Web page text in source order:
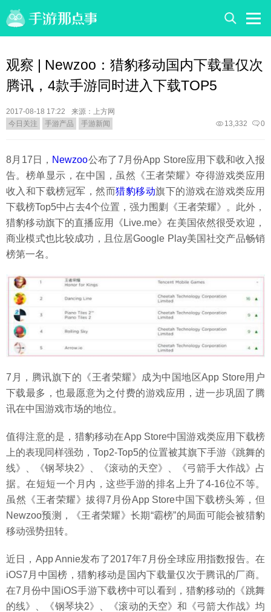
观察 | Newzoo：猎豹移动国内下载量仅次
腾讯，4款手游同时进入下载TOP5
2017-08-18 17:22
来源：上方网
今日关注
手游产品 手游新闻 0
13,332
8月17日， Newzoo公布了7月份App Store应用下载和收入报
告。榜单显示，在中国，虽然《王者荣耀》夺得游戏类应用
收入和下载榜冠军，然而猎豹移动旗下的游戏在游戏类应用
下载榜Top5中占去4个位置，强力围剿《王者荣耀》。此外，
猎豹移动旗下的直播应用《Live.me》在美国依然很受欢迎，
商业模式也比较成功，且位居Google Play美国社交产品畅销
榜第一名。
7月，腾讯旗下的《王者荣耀》成为中国地区App Store用户
下载最多，也最愿意为之付费的游戏应用，进一步巩固了腾
讯在中国游戏市场的地位。
值得注意的是，猎豹移动在App Store中国游戏类应用下载榜
上的表现同样强劲，Top2-Top5的位置被其旗下手游《跳舞的
线》、《钢琴块2》、《滚动的天空》、《弓箭手大作战》占
据。在短短一个月内，这些手游的排名上升了4-16位不等。
虽然《王者荣耀》拔得7月份App Store中国下载榜头筹，但
Newzoo预测，《王者荣耀》长期“霸榜”的局面可能会被猎豹
移动强势扭转。
近日，App Annie发布了2017年7月份全球应用指数报告。在
iOS7月中国榜，猎豹移动是国内下载量仅次于腾讯的厂商。
在7月份中国iOS手游下载榜中可以看到，猎豹移动的《跳舞
的线》、《钢琴块2》、《滚动的天空》和《弓箭大作战》均